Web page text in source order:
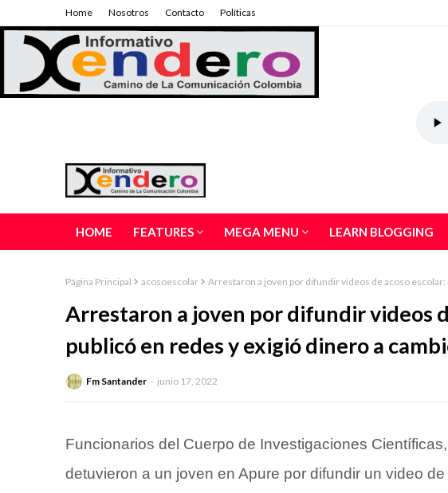
Home Nosotros Contacto Políticas
HOME FEATURES MEGA MENU LEARN BLOGGING
Página Principal acosoescolar Arrestaron a joven por difundir videos de acoso
Arrestaron a joven por difundir videos
publicó en redes y exigió dinero a
Fm Santander junio 17, 2022
Funcionarios del Cuerpo de Investigaciones
detuvieron a un joven en Apure por difundir un video